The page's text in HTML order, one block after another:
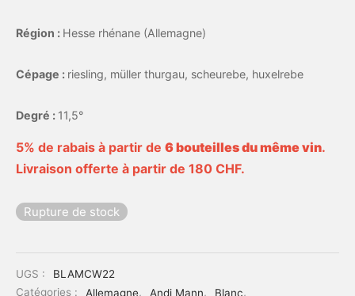
Région : Hesse rhénane (Allemagne)
Cépage : riesling, müller thurgau, scheurebe, huxelrebe
Degré : 11,5°
5% de rabais à partir de 6 bouteilles du même vin.
Livraison offerte à partir de 180 CHF.
Rupture de stock
UGS :
BLAMCW22
Catégories :
Allemagne, Andi Mann, Blanc,